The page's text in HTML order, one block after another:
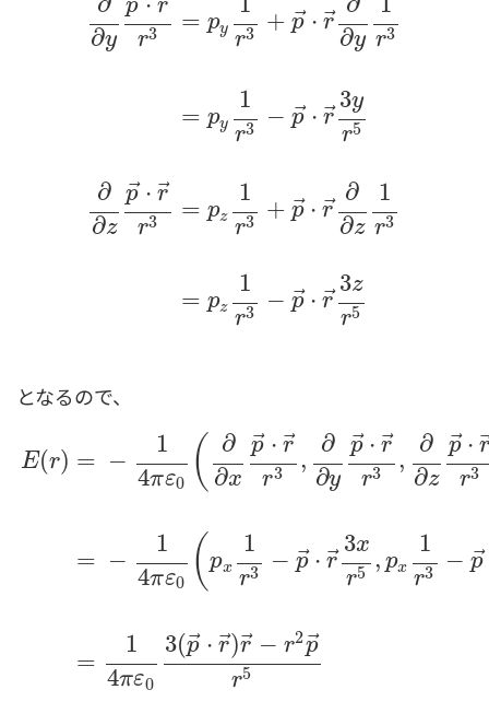
∂y
p r
r3
∂
∂z
p⃗⋅ r
r3
=
=
=
=
py
r3 + p⃗⋅ r⃗
∂y r3
py
1
r3 − p⃗⋅ r⃗
3y
r5
pz
1
r3 + p ⃗⋅ r⃗
∂
∂z
1
r3
pz
1
r3 − p ⃗⋅ r⃗
3z
r5
となるので、
E(r) =
=
=
−
1
4πε0 (
∂
∂x
p ⃗⋅ r⃗
r3 ,
∂
∂y
p ⃗⋅ r
r3 ,
∂
∂z
p⃗⋅
r3
−
1
4πε0 (px
1
r3 − p⃗⋅ r⃗
3x
r5 , px
1
r3 − p
1
4πε0
3(p ⃗⋅ r⃗
)r − r2p⃗
r5
14 ε0 ∂∂xp→⋅r→r3 ,∂ ∂y p→⋅r→r3,∂∂z p